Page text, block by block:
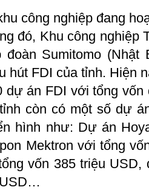
công nghiệp đang
đó, Khu công nghiệp
đoàn Sumitomo
hút FDI của tỉnh. Hiện
dự án FDI với tổng
còn có một số dự
hình như: Dự án
Mektron với tổng
vốn 385 triệu